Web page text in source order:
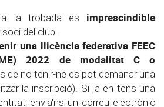
a la trobada es imprescindible
soci del club.
una llicència federativa FEEC
2022 de modalitat C o
de no tenir-ne es pot demanar una
la inscripció). Si ja en tens una
envia'ns un correu electrònic